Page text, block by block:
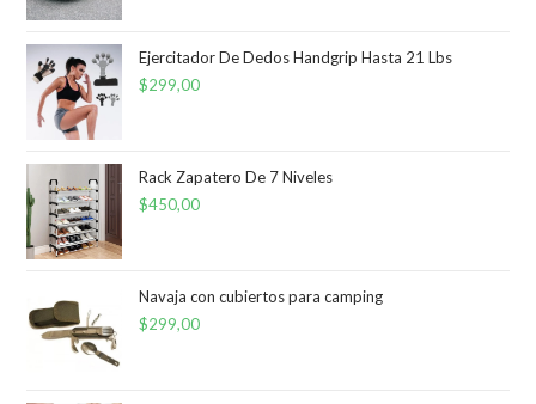
desde
Ejercitador De Dedos Handgrip Hasta 21 Lbs
$299,00
Rack Zapatero De 7 Niveles
$450,00
Navaja con cubiertos para camping
$299,00